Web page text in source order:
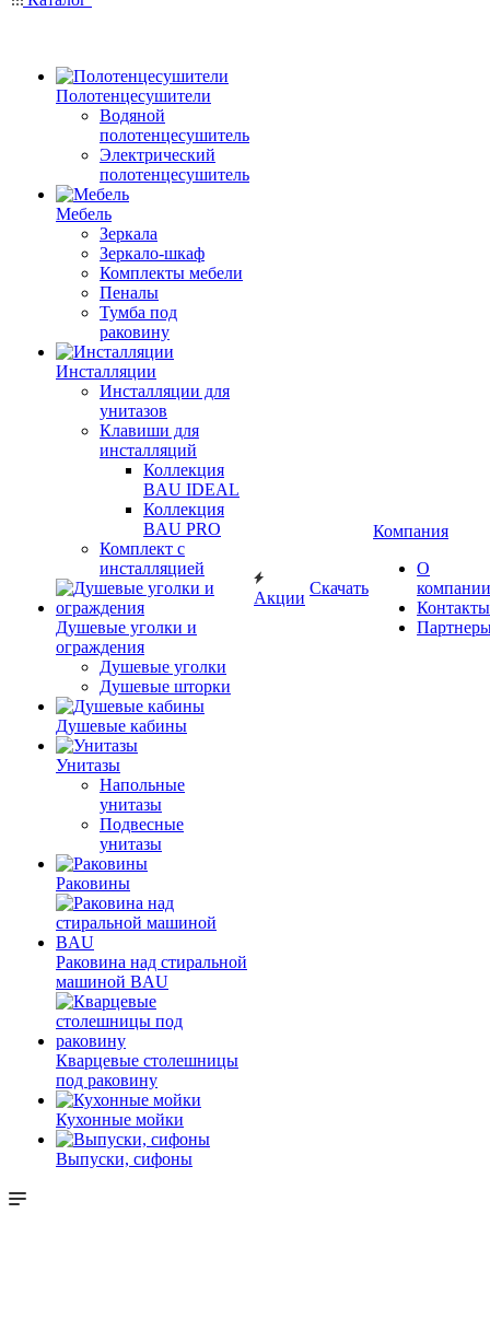
Полотенцесушители
Водяной
полотенцесушитель
Электрический
полотенцесушитель
Мебель
Зеркала
Зеркало-шкаф
Комплекты мебели
Пеналы
Тумба под
раковину
Инсталляции
Инсталляции для
унитазов
Клавиши для
инсталляций
Коллекция
BAU IDEAL
Коллекция
BAU PRO
Комплект с
инсталляцией
Душевые уголки и
ограждения
Душевые уголки
Душевые шторки
Душевые кабины
Унитазы
Напольные
унитазы
Подвесные
унитазы
Раковины
Раковина над стиральной
машиной BAU
Кварцевые столешницы
под раковину
Кухонные мойки
Выпуски, сифоны
Акции
Скачать
Компания
О
компании
Контакты